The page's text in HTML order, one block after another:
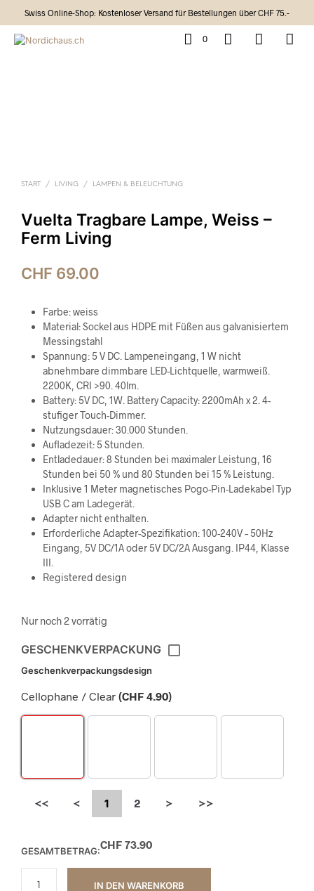
Swiss Online-Shop: Kostenloser Versand für Bestellungen über CHF 75.-
0
START / LIVING / LAMPEN & BELEUCHTUNG
Vuelta Tragbare Lampe, Weiss –
Ferm Living
CHF 69.00
Farbe: weiss
Material:Sockel aus HDPE mit Füßen aus galvanisiertem
Messingstahl
Spannung: 5 V DC. Lampeneingang, 1 W nicht
abnehmbare dimmbare LED-Lichtquelle, warmweiß.
2200K, CRI >90. 40lm.
Battery: 5V DC, 1W. Battery Capacity: 2200mAh x 2. 4-
stufiger Touch-Dimmer.
Nutzungsdauer: 30.000 Stunden.
Aufladezeit: 5 Stunden.
Entladedauer: 8 Stunden bei maximaler Leistung, 16
Stunden bei 50 % und 80 Stunden bei 15 % Leistung.
Inklusive 1 Meter magnetisches Pogo-Pin-Ladekabel Typ
USB C am Ladegerät.
Adapter nicht enthalten.
Erforderliche Adapter-Spezifikation: 100-240V – 50Hz
Eingang, 5V DC/1A oder 5V DC/2A Ausgang. IP44, Klasse
III.
Registered design
Nur noch 2 vorrätig
GESCHENKVERPACKUNG
Geschenkverpackungsdesign
Cellophane / Clear (CHF 4.90)
<< < 1 2 > >>
GESAMTBETRAG:CHF 73.90
IN DEN WARENKORB